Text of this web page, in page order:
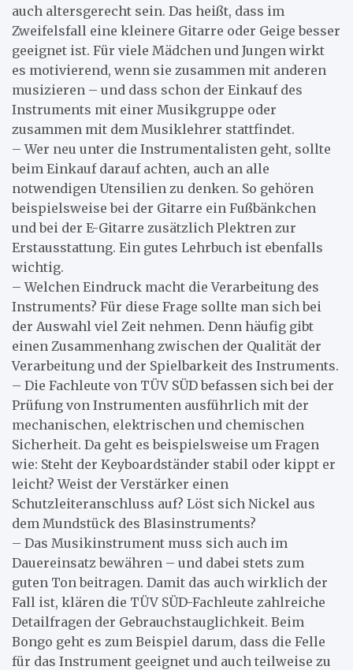
auch altersgerecht sein. Das heißt, dass im
Zweifelsfall eine kleinere Gitarre oder Geige besser
geeignet ist. Für viele Mädchen und Jungen wirkt
es motivierend, wenn sie zusammen mit anderen
musizieren – und dass schon der Einkauf des
Instruments mit einer Musikgruppe oder
zusammen mit dem Musiklehrer stattfindet.
– Wer neu unter die Instrumentalisten geht, sollte
beim Einkauf darauf achten, auch an alle
notwendigen Utensilien zu denken. So gehören
beispielsweise bei der Gitarre ein Fußbänkchen
und bei der E-Gitarre zusätzlich Plektren zur
Erstausstattung. Ein gutes Lehrbuch ist ebenfalls
wichtig.
– Welchen Eindruck macht die Verarbeitung des
Instruments? Für diese Frage sollte man sich bei
der Auswahl viel Zeit nehmen. Denn häufig gibt
einen Zusammenhang zwischen der Qualität der
Verarbeitung und der Spielbarkeit des Instruments.
– Die Fachleute von TÜV SÜD befassen sich bei der
Prüfung von Instrumenten ausführlich mit der
mechanischen, elektrischen und chemischen
Sicherheit. Da geht es beispielsweise um Fragen
wie: Steht der Keyboardständer stabil oder kippt er
leicht? Weist der Verstärker einen
Schutzleiteranschluss auf? Löst sich Nickel aus
dem Mundstück des Blasinstruments?
– Das Musikinstrument muss sich auch im
Dauereinsatz bewähren – und dabei stets zum
guten Ton beitragen. Damit das auch wirklich der
Fall ist, klären die TÜV SÜD-Fachleute zahlreiche
Detailfragen der Gebrauchstauglichkeit. Beim
Bongo geht es zum Beispiel darum, dass die Felle
für das Instrument geeignet und auch teilweise zu